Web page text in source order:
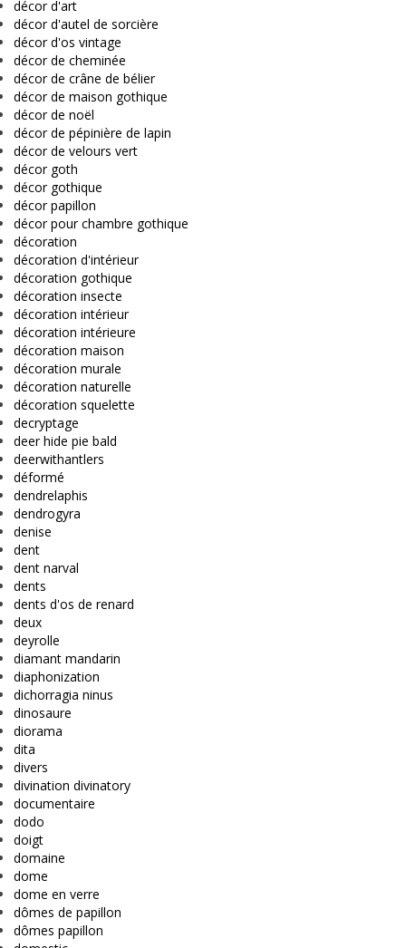
décor d'art
décor d'autel de sorcière
décor d'os vintage
décor de cheminée
décor de crâne de bélier
décor de maison gothique
décor de noël
décor de pépinière de lapin
décor de velours vert
décor goth
décor gothique
décor papillon
décor pour chambre gothique
décoration
décoration d'intérieur
décoration gothique
décoration insecte
décoration intérieur
décoration intérieure
décoration maison
décoration murale
décoration naturelle
décoration squelette
decryptage
deer hide pie bald
deerwithantlers
déformé
dendrelaphis
dendrogyra
denise
dent
dent narval
dents
dents d'os de renard
deux
deyrolle
diamant mandarin
diaphonization
dichorragia ninus
dinosaure
diorama
dita
divers
divination divinatory
documentaire
dodo
doigt
domaine
dome
dome en verre
dômes de papillon
dômes papillon